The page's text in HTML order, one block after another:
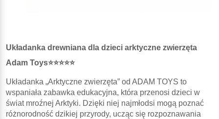
Układanka drewniana dla dzieci arktyczne zwierzęta
Adam Toys⭐⭐⭐⭐⭐
Układanka „Arktyczne zwierzęta” od ADAM TOYS to
wspaniała zabawka edukacyjna, która przenosi dzieci w
świat mroźnej Arktyki. Dzięki niej najmłodsi mogą poznać
różnorodność dzikiej przyrody, ucząc się rozpoznawania